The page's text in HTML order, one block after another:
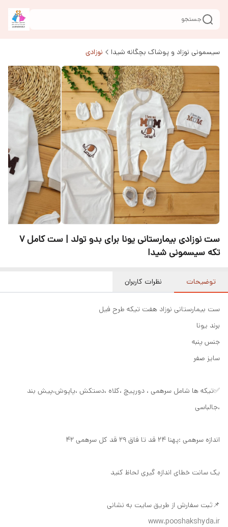
جستجو
سیسمونی نوزاد و پوشاک بچگانه شیدا نوزادی
ست نوزادی بیمارستانی یونا برای بدو تولد | ست کامل 7
تکه سیسمونی شیدا
توضیحات نظرات کاربران
ست بیمارستانی نوزاد هفت تیکه طرح فیل
برند یونا
جنس پنبه
سایز صفر
✅تیکه ها شامل سرهمی ، دورپیچ ،کلاه ،دستکش ،پاپوش،پیش بند
،جالباسی
اندازه سرهمی :پهنا ۲۴ قد تا فاق ۲۹ قد کل سرهمی ۴۲
یک سانت خطای اندازه گیری لحاظ کنید
📌ثبت سفارش از طریق سایت به نشانی
www.pooshakshyda.ir